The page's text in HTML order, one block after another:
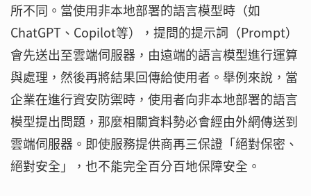
所不同。當使用非本地部署的語言模型時（如
ChatGPT、Copilot等），提問的提示詞（Prompt）
會先送出至雲端伺服器，由遠端的語言模型進行運算
與處理，然後再將結果回傳給使用者。舉例來說，當
企業在進行資安防禦時，使用者向非本地部署的語言
模型提出問題，那麼相關資料勢必會經由外網傳送到
雲端伺服器。即使服務提供商再三保證「絕對保密、
絕對安全」，也不能完全百分百地保障安全。